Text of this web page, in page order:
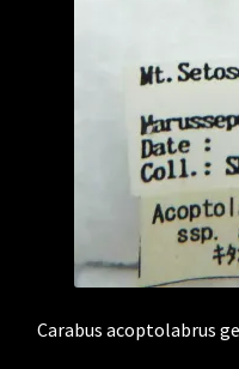
Carabus acoptolabrus